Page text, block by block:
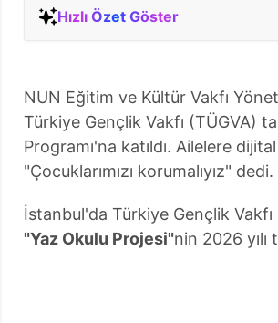
Hızlı Özet Göster
NUN Eğitim ve Kültür Vakfı
Türkiye Gençlik Vakfı (TÜGVA)
Programı'na katıldı. Ailelere
"Çocuklarımızı korumalıyız" dedi.
İstanbul'da Türkiye Gençlik
"Yaz Okulu Projesi"nin 2026 yılı